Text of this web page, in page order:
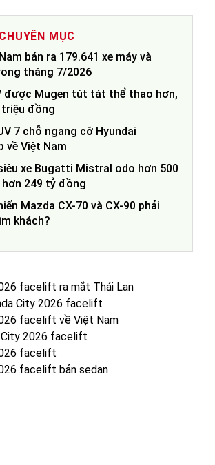
MỤC
bán ra 179.641 xe máy và
tháng 7/2026
được Mugen tút tát thể thao hơn,
triệu đồng
7 chỗ ngang cỡ Hyundai
về Việt Nam
xe Bugatti Mistral odo hơn 500
hơn 249 tỷ đồng
Mazda CX-70 và CX-90 phải
khách?
facelift ra mắt Thái Lan
City 2026 facelift
facelift về Việt Nam
City 2026 facelift
facelift
facelift bản sedan